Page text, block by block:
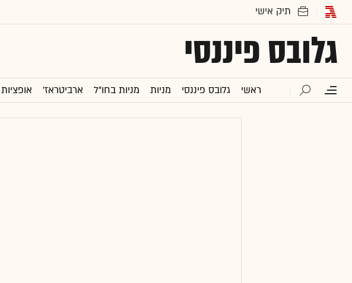
גלובס פיננסי
ראשי גלובס פיננסי מניות מניות בחו"ל ארביטראז' אופציות